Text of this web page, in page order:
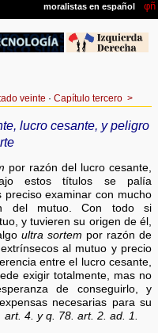
veinte · Capítulo tercero >
lucro cesante, y peligro
por razón del lucro cesante,
estos títulos se palía
examinar con mucho
del mutuo. Con todo si
y tuvieren su origen de él,
ultra sortem por razón de
al mutuo y precio
entre el lucro cesante,
exigir totalmente, mas no
de conseguirlo, y
necesarias para su
art. 4. y q. 78. art. 2. ad. 1.